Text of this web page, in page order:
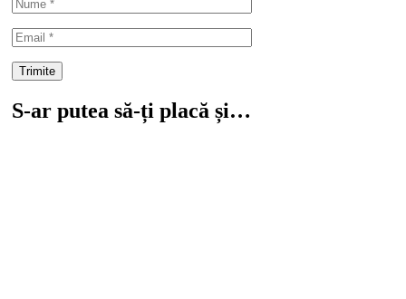
S-ar putea să-ți placă și…